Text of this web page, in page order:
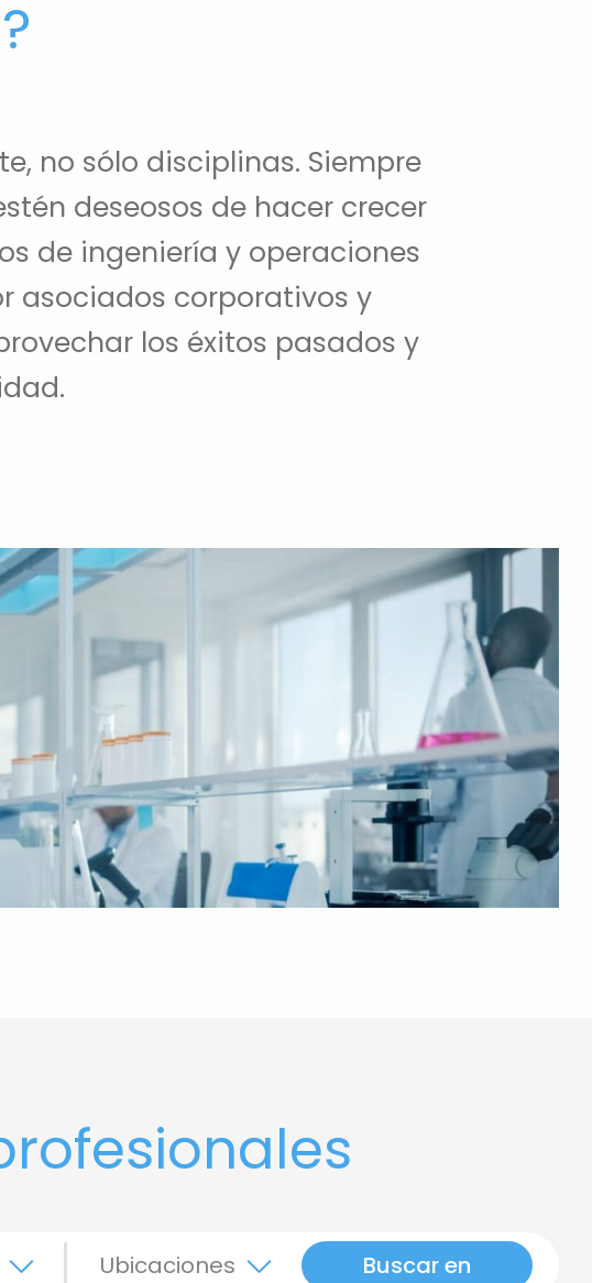
no sólo disciplinas. Siempre
deseosos de hacer crecer
de ingeniería y operaciones
asociados corporativos y
los éxitos pasados y
Ubicaciones